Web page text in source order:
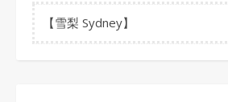
【雪梨 Sydney】